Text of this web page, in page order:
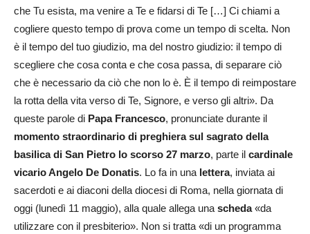
che Tu esista, ma venire a Te e fidarsi di Te […] Ci chiami a
cogliere questo tempo di prova come un tempo di scelta. Non
è il tempo del tuo giudizio, ma del nostro giudizio: il tempo di
scegliere che cosa conta e che cosa passa, di separare ciò
che è necessario da ciò che non lo è. È il tempo di reimpostare
la rotta della vita verso di Te, Signore, e verso gli altri». Da
queste parole di Papa Francesco, pronunciate durante il
momento straordinario di preghiera sul sagrato della
basilica di San Pietro lo scorso 27 marzo, parte il cardinale
vicario Angelo De Donatis. Lo fa in una lettera, inviata ai
sacerdoti e ai diaconi della diocesi di Roma, nella giornata di
oggi (lunedì 11 maggio), alla quale allega una scheda«da
utilizzare con il presbiterio». Non si tratta «di un programma